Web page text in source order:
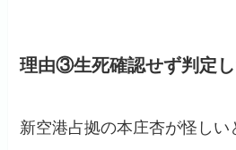
理由③生死確認せず判定
新空港占拠の本庄杏が怪しい